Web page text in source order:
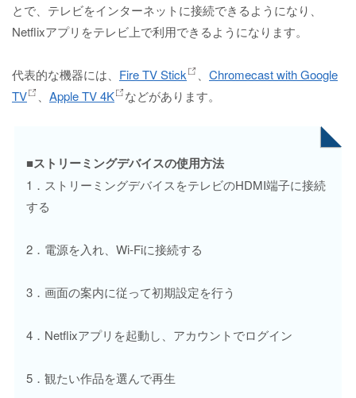
とで、テレビをインターネットに接続できるようになり、
Netflixアプリをテレビ上で利用できるようになります。
代表的な機器には、 Fire TV Stick
Chromecast with Google
TV
Apple TV 4K などがあります。
■ストリーミングデバイスの使用方法
1．ストリーミングデバイスをテレビのHDMI端子に接続
する
2．電源を入れ、Wi-Fiに接続する
3．画面の案内に従って初期設定を行う
4．Netflixアプリを起動し、アカウントでログイン
5．観たい作品を選んで再生